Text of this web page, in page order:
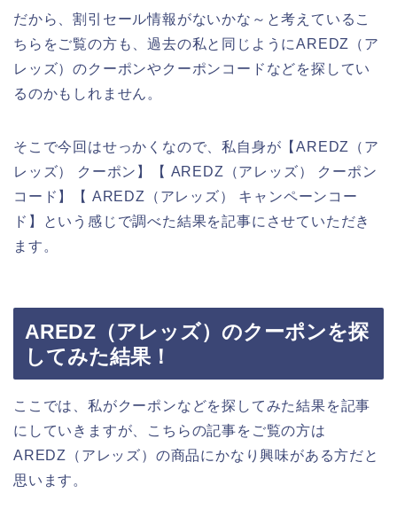
だから、割引セール情報がないかな～と考えているこ
ちらをご覧の方も、過去の私と同じようにAREDZ（ア
レッズ）のクーポンやクーポンコードなどを探してい
るのかもしれません。
そこで今回はせっかくなので、私自身が【AREDZ（ア
レッズ） クーポン】【 AREDZ（アレッズ） クーポン
コード】【 AREDZ（アレッズ） キャンペーンコー
ド】という感じで調べた結果を記事にさせていただき
ます。
AREDZ（アレッズ）のクーポンを探
してみた結果！
ここでは、私がクーポンなどを探してみた結果を記事
にしていきますが、こちらの記事をご覧の方は
AREDZ（アレッズ）の商品にかなり興味がある方だと
思います。